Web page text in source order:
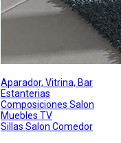
Aparador, Vitrina, Bar
Estanterias
Composiciones Salon
Muebles TV
Sillas Salon Comedor